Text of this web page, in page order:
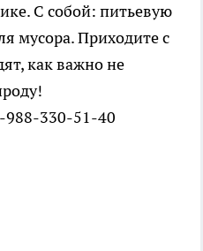
С собой: питьевую
мусора. Приходите с
как важно не
988-330-51-40